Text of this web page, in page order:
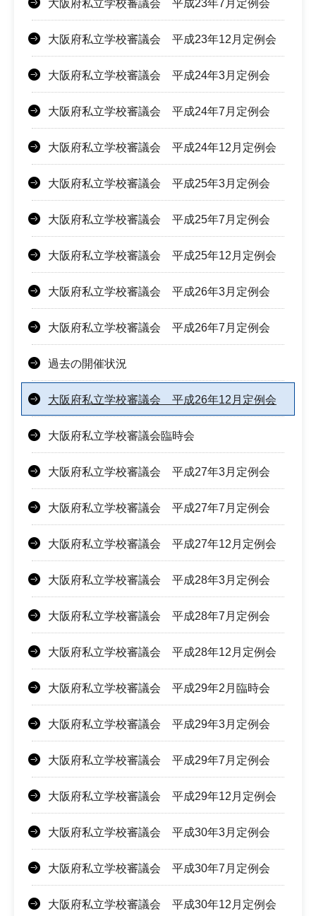
大阪府私立学校審議会 平成23年7月定例会
大阪府私立学校審議会 平成23年12月定例会
大阪府私立学校審議会 平成24年3月定例会
大阪府私立学校審議会 平成24年7月定例会
大阪府私立学校審議会 平成24年12月定例会
大阪府私立学校審議会 平成25年3月定例会
大阪府私立学校審議会 平成25年7月定例会
大阪府私立学校審議会 平成25年12月定例会
大阪府私立学校審議会 平成26年3月定例会
大阪府私立学校審議会 平成26年7月定例会
過去の開催状況
大阪府私立学校審議会 平成26年12月定例会
大阪府私立学校審議会臨時会
大阪府私立学校審議会 平成27年3月定例会
大阪府私立学校審議会 平成27年7月定例会
大阪府私立学校審議会 平成27年12月定例会
大阪府私立学校審議会 平成28年3月定例会
大阪府私立学校審議会 平成28年7月定例会
大阪府私立学校審議会 平成28年12月定例会
大阪府私立学校審議会 平成29年2月臨時会
大阪府私立学校審議会 平成29年3月定例会
大阪府私立学校審議会 平成29年7月定例会
大阪府私立学校審議会 平成29年12月定例会
大阪府私立学校審議会 平成30年3月定例会
大阪府私立学校審議会 平成30年7月定例会
大阪府私立学校審議会 平成30年12月定例会